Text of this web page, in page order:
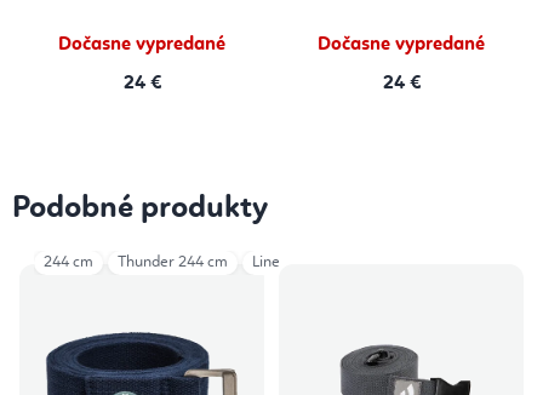
Dočasne vypredané
24 €
Dočasne vypredané
24 €
Podobné produkty
244 cm Thunder 244 cm Linen 305 cm